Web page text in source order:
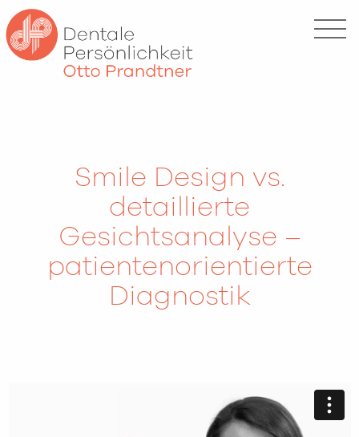
Smile Design vs.
detaillierte
Gesichtsanalyse –
patientenorientierte
Diagnostik